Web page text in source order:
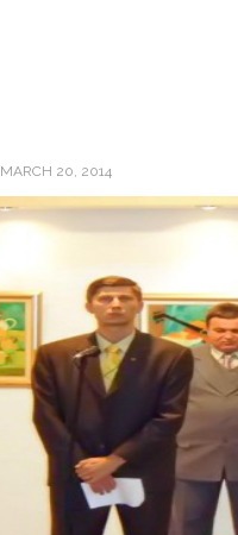
MARCH 20, 2014